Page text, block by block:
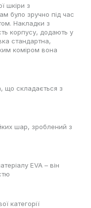
шкіри з
було зручно під час
Накладки з
корпусу, додають у
стандартна,
коміром вона
що складається з
шар, зроблений з
EVA – він
категорії